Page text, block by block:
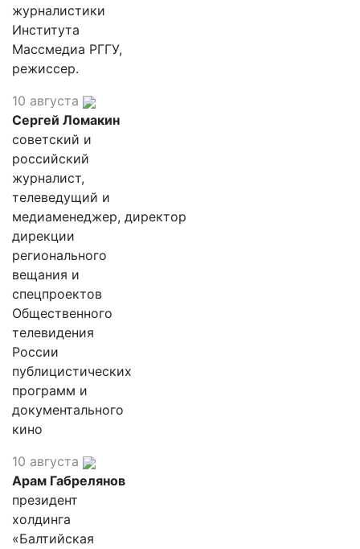
журналистики
Института
Массмедиа РГГУ,
режиссер.
10 августа
Сергей Ломакин
советский и
российский
журналист,
телеведущий и
медиаменеджер, директор
дирекции
регионального
вещания и
спецпроектов
Общественного
телевидения
России
публицистических
программ и
документального
кино
10 августа
Арам Габрелянов
президент
холдинга
«Балтийская